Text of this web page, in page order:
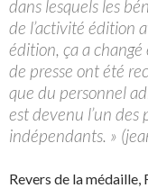
dans lesquels les
de l’activité édition
édition, ça a
de presse ont été
que du personnel
est devenu l’un
indépendants. »
Revers de la